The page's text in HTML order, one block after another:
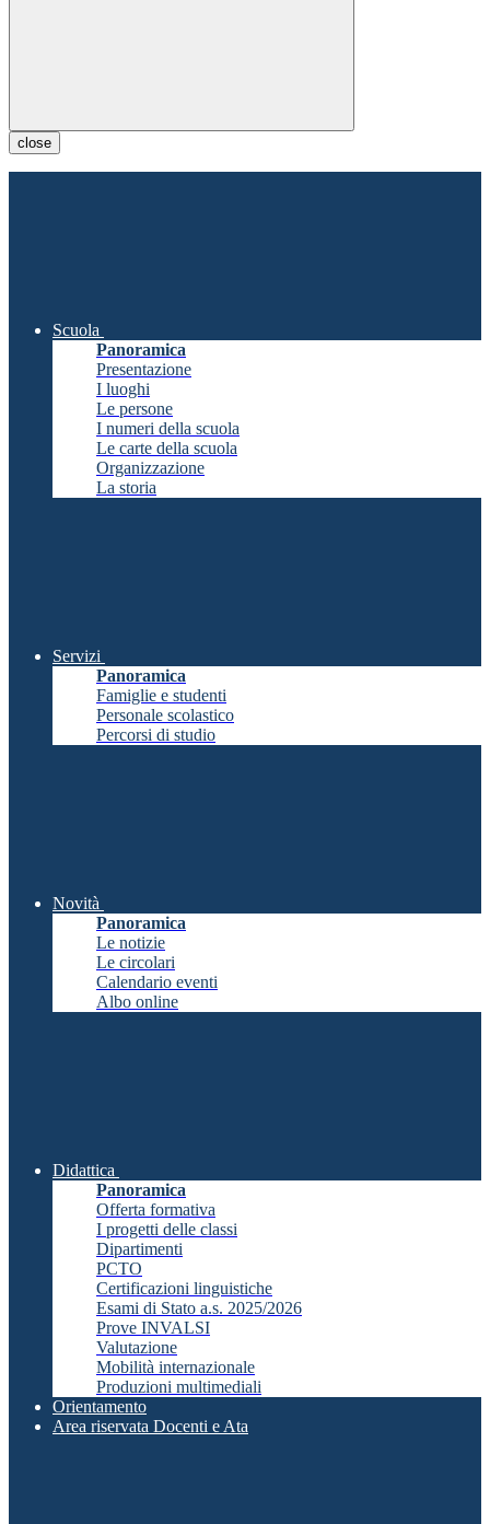
close
Scuola
Panoramica
Presentazione
I luoghi
Le persone
I numeri della scuola
Le carte della scuola
Organizzazione
La storia
Servizi
Panoramica
Famiglie e studenti
Personale scolastico
Percorsi di studio
Novità
Panoramica
Le notizie
Le circolari
Calendario eventi
Albo online
Didattica
Panoramica
Offerta formativa
I progetti delle classi
Dipartimenti
PCTO
Certificazioni linguistiche
Esami di Stato a.s. 2025/2026
Prove INVALSI
Valutazione
Mobilità internazionale
Produzioni multimediali
Orientamento
Area riservata Docenti e Ata